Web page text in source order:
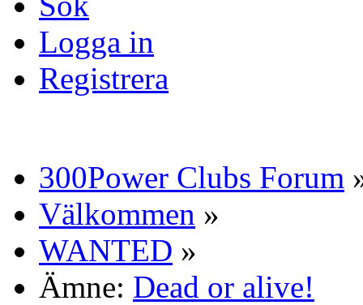
Logga in
Registrera
300Power Clubs Forum
Välkommen »
WANTED »
Ämne: Dead or alive!